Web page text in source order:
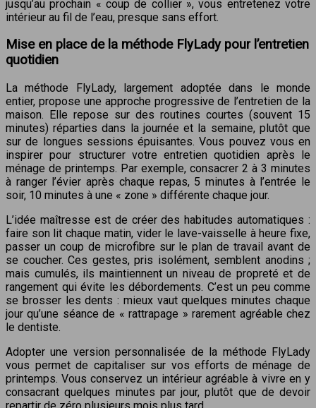
jusqu’au prochain « coup de collier », vous entretenez votre
intérieur au fil de l’eau, presque sans effort.
Mise en place de la méthode FlyLady pour l’entretien
quotidien
La méthode FlyLady, largement adoptée dans le monde
entier, propose une approche progressive de l’entretien de la
maison. Elle repose sur des routines courtes (souvent 15
minutes) réparties dans la journée et la semaine, plutôt que
sur de longues sessions épuisantes. Vous pouvez vous en
inspirer pour structurer votre entretien quotidien après le
ménage de printemps. Par exemple, consacrer 2 à 3 minutes
à ranger l’évier après chaque repas, 5 minutes à l’entrée le
soir, 10 minutes à une « zone » différente chaque jour.
L’idée maîtresse est de créer des habitudes automatiques :
faire son lit chaque matin, vider le lave-vaisselle à heure fixe,
passer un coup de microfibre sur le plan de travail avant de
se coucher. Ces gestes, pris isolément, semblent anodins ;
mais cumulés, ils maintiennent un niveau de propreté et de
rangement qui évite les débordements. C’est un peu comme
se brosser les dents : mieux vaut quelques minutes chaque
jour qu’une séance de « rattrapage » rarement agréable chez
le dentiste.
Adopter une version personnalisée de la méthode FlyLady
vous permet de capitaliser sur vos efforts de ménage de
printemps. Vous conservez un intérieur agréable à vivre en y
consacrant quelques minutes par jour, plutôt que de devoir